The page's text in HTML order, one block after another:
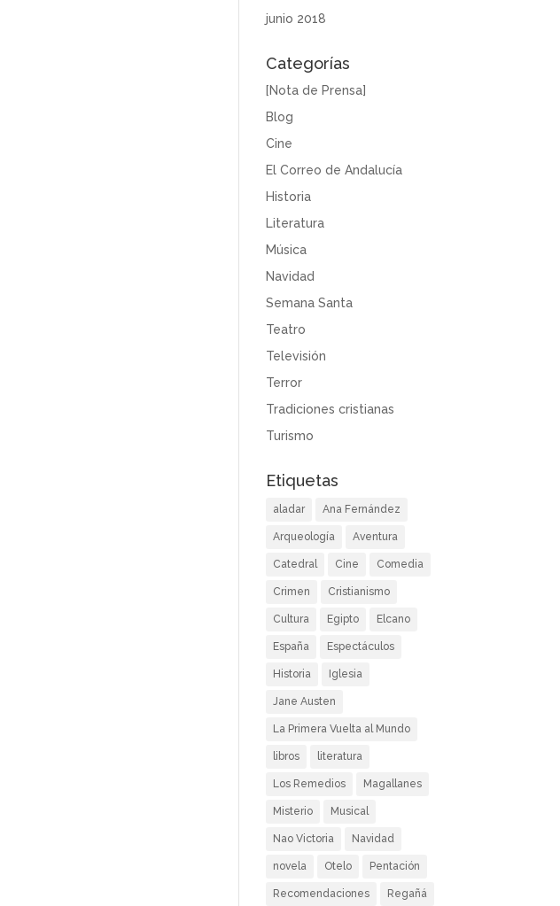
junio 2018
Categorías
[Nota de Prensa]
Blog
Cine
El Correo de Andalucía
Historia
Literatura
Música
Navidad
Semana Santa
Teatro
Televisión
Terror
Tradiciones cristianas
Turismo
Etiquetas
aladar Ana Fernández
Arqueología Aventura
Catedral Cine Comedia
Crimen Cristianismo
Cultura Egipto Elcano
España Espectáculos
Historia Iglesia
Jane Austen
La Primera Vuelta al Mundo
libros literatura
Los Remedios Magallanes
Misterio Musical
Nao Victoria Navidad
novela Otelo Pentación
Recomendaciones Regañá